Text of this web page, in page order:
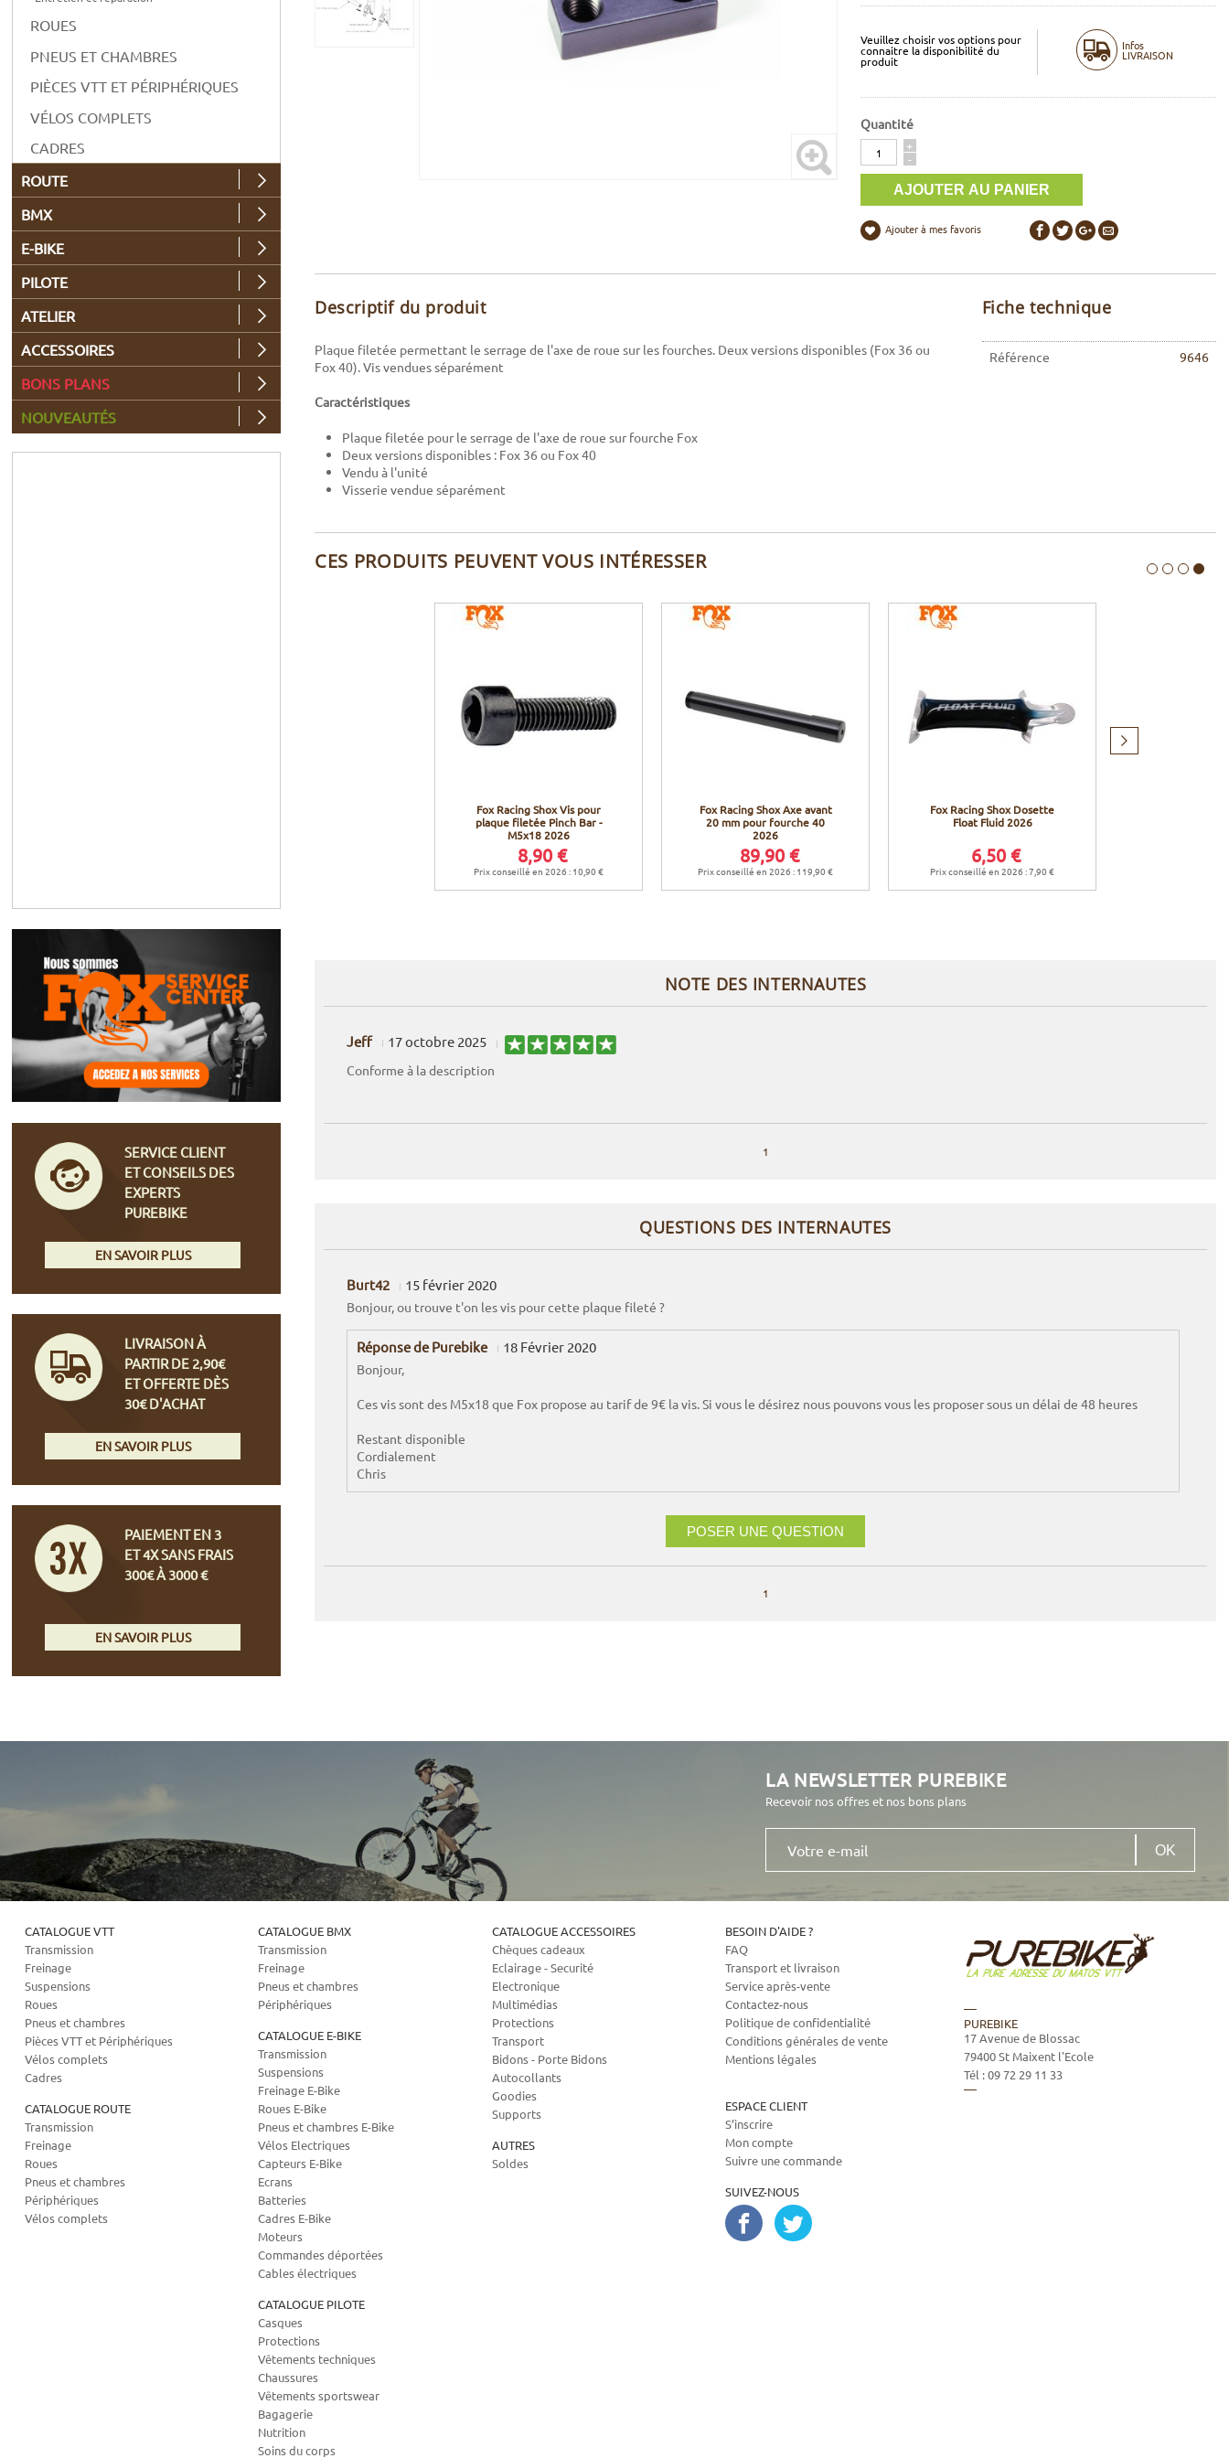
Veuillez choisir vos options pour
connaitre la disponibilité du
produit
Infos
LIVRAISON
Quantité
Quantité
+
-
Ajouter à mes favoris
Descriptif du produit
Plaque filetée permettant le serrage de l'axe de roue sur les fourches. Deux versions disponibles (Fox 36 ou
Fox 40). Vis vendues séparément
Caractéristiques
Plaque filetée pour le serrage de l'axe de roue sur fourche Fox
Deux versions disponibles : Fox 36 ou Fox 40
Vendu à l'unité
Visserie vendue séparément
Fiche technique
Référence 9646
CES PRODUITS PEUVENT VOUS INTÉRESSER
Fox Racing Shox Vis pour
plaque filetée Pinch Bar -
M5x18 2026
8,90 €
Prix conseillé en 2026 : 10,90 €
Fox Racing Shox Axe avant
20 mm pour fourche 40
2026
89,90 €
Prix conseillé en 2026 : 119,90 €
Fox Racing Shox Dosette
Float Fluid 2026
6,50 €
Prix conseillé en 2026 : 7,90 €
suivant
NOTE DES INTERNAUTES
Jeff 17 octobre 2025
Conforme à la description
1
QUESTIONS DES INTERNAUTES
Burt42 15 février 2020
Bonjour, ou trouve t'on les vis pour cette plaque fileté ?
Réponse de Purebike 18 Février 2020
Bonjour,
Ces vis sont des M5x18 que Fox propose au tarif de 9€ la vis. Si vous le désirez nous pouvons vous les proposer sous un délai de 48 heures
Restant disponible
Cordialement
Chris
POSER UNE QUESTION
1
ROUES
PNEUS ET CHAMBRES
PIÈCES VTT ET PÉRIPHÉRIQUES
VÉLOS COMPLETS
CADRES
ROUTE
BMX
E-BIKE
PILOTE
ATELIER
ACCESSOIRES
BONS PLANS
NOUVEAUTÉS
SERVICE CLIENT
ET CONSEILS DES
EXPERTS
PUREBIKE
EN SAVOIR PLUS
LIVRAISON À
PARTIR DE 2,90€
ET OFFERTE DÈS
30€ D'ACHAT
EN SAVOIR PLUS
PAIEMENT EN 3
ET 4X SANS FRAIS
300€ À 3000 €
EN SAVOIR PLUS
LA NEWSLETTER PUREBIKE
Recevoir nos offres et nos bons plans
Votre
mail
CATALOGUE VTT
Transmission
Freinage
Suspensions
Roues
Pneus et chambres
Pièces VTT et Périphériques
Vélos complets
Cadres
CATALOGUE ROUTE
Transmission
Freinage
Roues
Pneus et chambres
Périphériques
Vélos complets
CATALOGUE BMX
Transmission
Freinage
Pneus et chambres
Périphériques
CATALOGUE E-BIKE
Transmission
Suspensions
Freinage E-Bike
Roues E-Bike
Pneus et chambres E-Bike
Vélos Electriques
Capteurs E-Bike
Ecrans
Batteries
Cadres E-Bike
Moteurs
Commandes déportées
Cables électriques
CATALOGUE PILOTE
Casques
Protections
Vêtements techniques
Chaussures
Vêtements sportswear
Bagagerie
Nutrition
Soins du corps
CATALOGUE ACCESSOIRES
Chèques cadeaux
Eclairage - Securité
Electronique
Multimédias
Protections
Transport
Bidons - Porte Bidons
Autocollants
Goodies
Supports
AUTRES
Soldes
BESOIN D'AIDE ?
FAQ
Transport et livraison
Service après-vente
Contactez-nous
Politique de confidentialité
Conditions générales de vente
Mentions légales
ESPACE CLIENT
S’inscrire
Mon compte
Suivre une commande
SUIVEZ-NOUS
PUREBIKE
17 Avenue de Blossac
79400St Maixent l'Ecole
Tél :09 72 29 11 33